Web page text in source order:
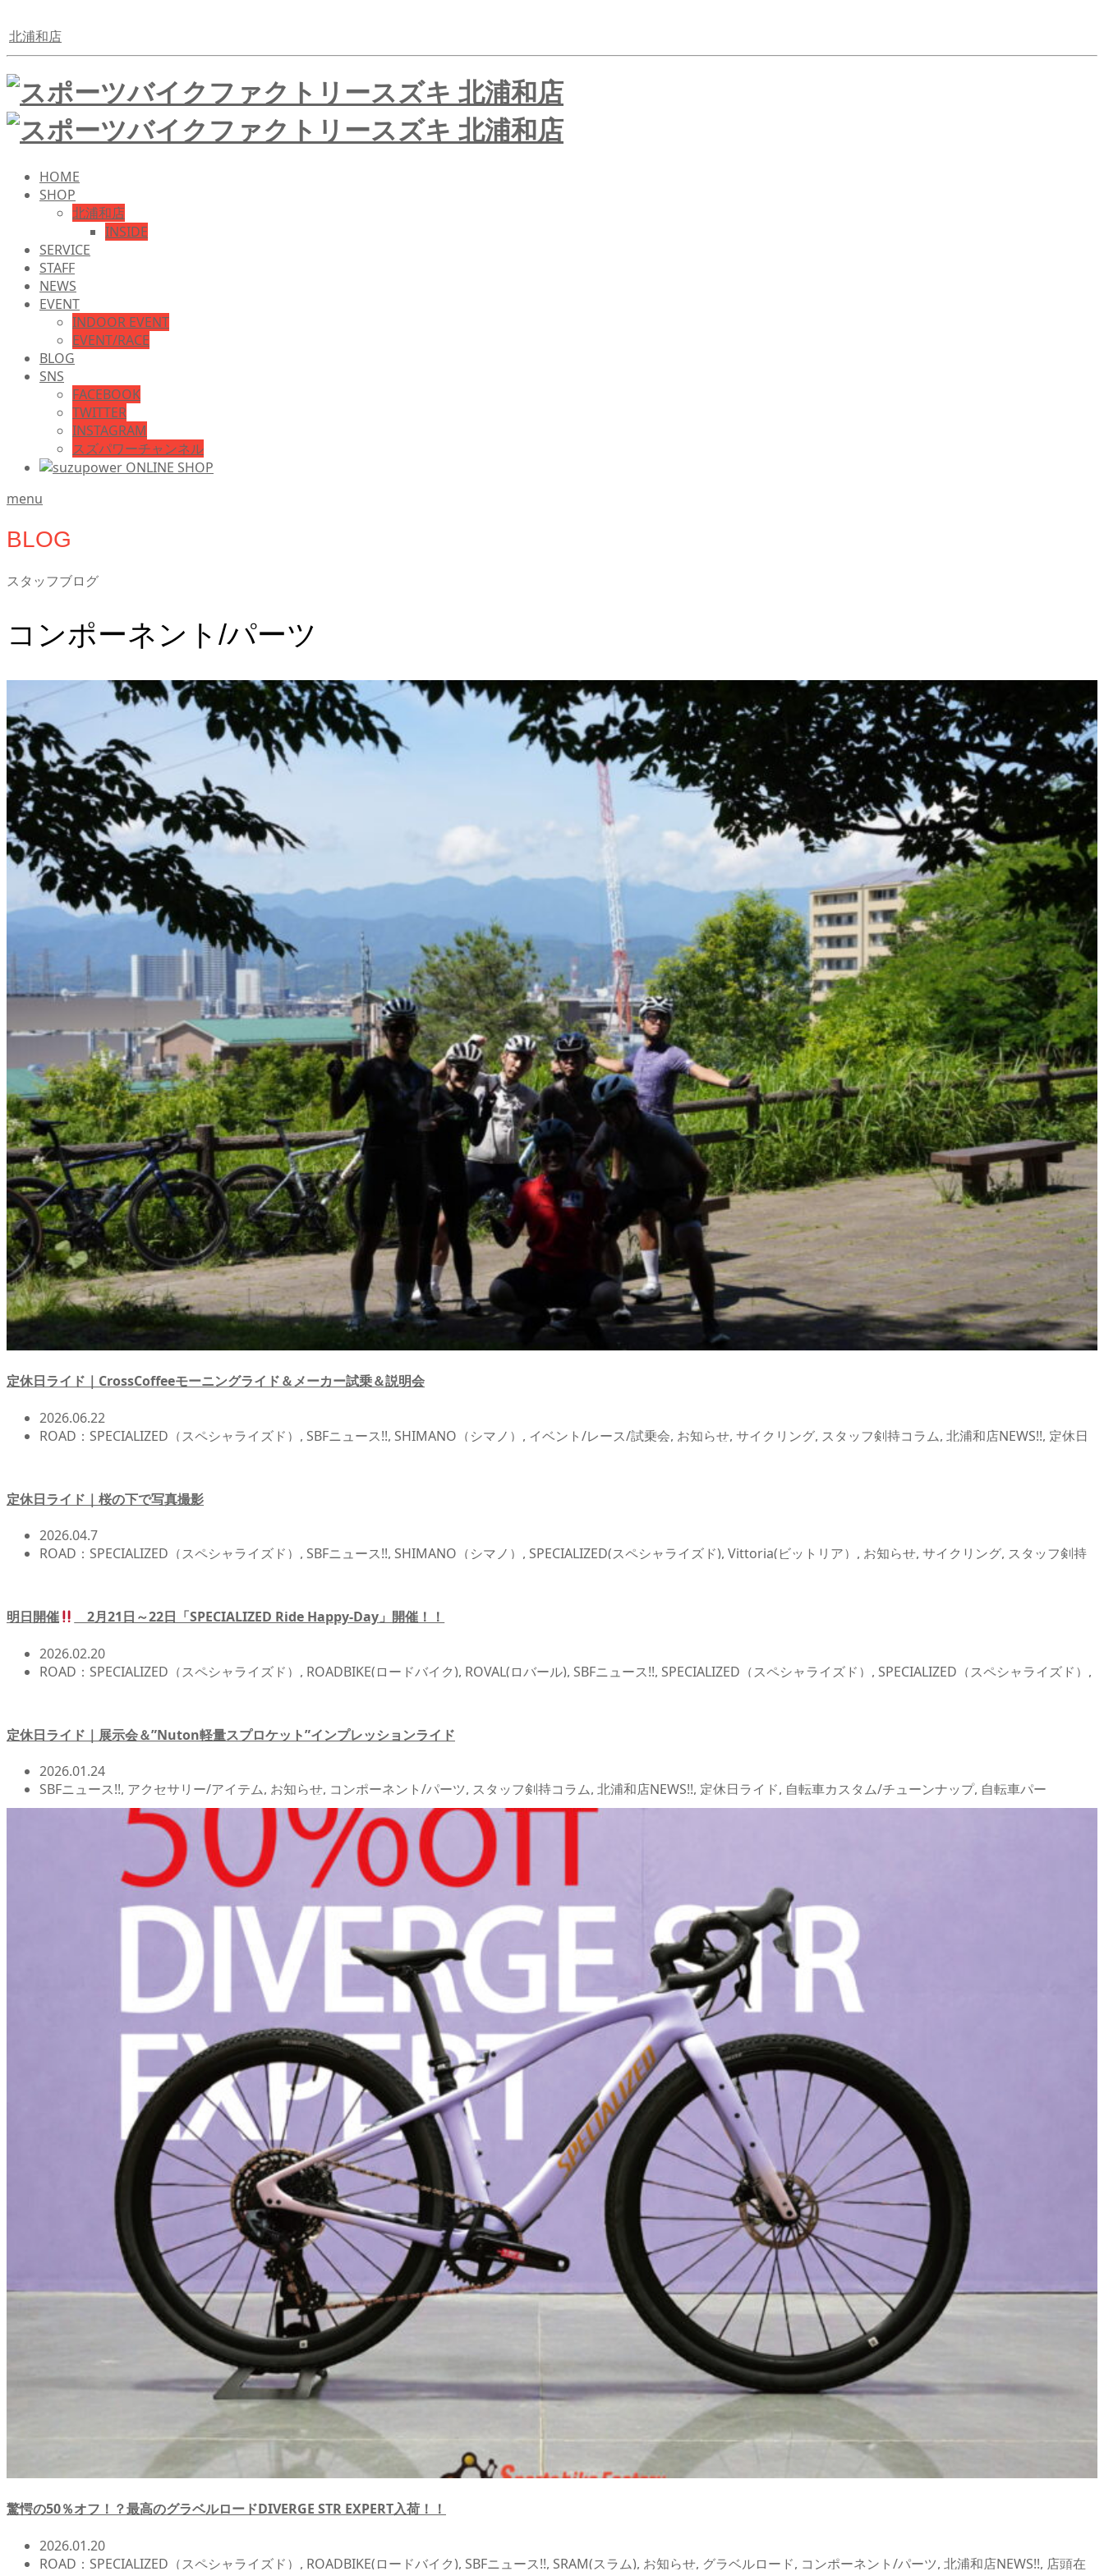
北浦和店
HOME
SHOP
北浦和店
INSIDE
SERVICE
STAFF
NEWS
EVENT
INDOOR EVENT
EVENT/RACE
BLOG
SNS
FACEBOOK
TWITTER
INSTAGRAM
スズパワーチャンネル
menu
BLOG
スタッフブログ
コンポーネント/パーツ
定休日ライド｜CrossCoffeeモーニングライド＆メーカー試乗＆説明会
2026.06.22
ROAD：SPECIALIZED（スペシャライズド） , SBFニュース!!, SHIMANO（シマノ） , イベント/レース/試乗会, お知らせ, サイクリング, スタッフ剣持コラム, 北浦和店NEWS!!, 定休日
定休日ライド｜桜の下で写真撮影
2026.04.7
ROAD：SPECIALIZED（スペシャライズド） , SBFニュース!!, SHIMANO（シマノ） , SPECIALIZED(スペシャライズド), Vittoria(ビットリア） , お知らせ, サイクリング, スタッフ剣持
明日開催 2月21日～22日「SPECIALIZED Ride Happy-Day」開催！！
2026.02.20
ROAD：SPECIALIZED（スペシャライズド） , ROADBIKE(ロードバイク), ROVAL(ロバール), SBFニュース!!, SPECIALIZED（スペシャライズド） , SPECIALIZED（スペシャライズド） ,
定休日ライド｜展示会＆”Nuton軽量スプロケット”インプレッションライド
2026.01.24
SBFニュース!!, アクセサリー/アイテム, お知らせ, コンポーネント/パーツ, スタッフ剣持コラム, 北浦和店NEWS!!, 定休日ライド, 自転車カスタム/チューンナップ, 自転車パー
ツ/CYCLE 小物 用品 ロードバイク クロスバイク
驚愕の50％オフ！？最高のグラベルロードDIVERGE STR EXPERT入荷！！
2026.01.20
ROAD：SPECIALIZED（スペシャライズド） , ROADBIKE(ロードバイク), SBFニュース!!, SRAM(スラム), お知らせ, グラベルロード, コンポーネント/パーツ, 北浦和店NEWS!!, 店頭在